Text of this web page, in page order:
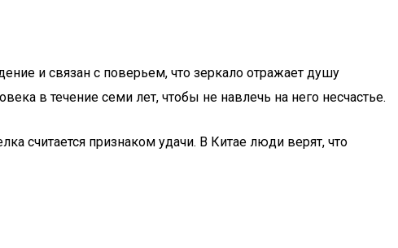
и связан с поверьем, что зеркало отражает душу
в течение семи лет, чтобы не навлечь на него несчастье.
считается признаком удачи. В Китае люди верят, что